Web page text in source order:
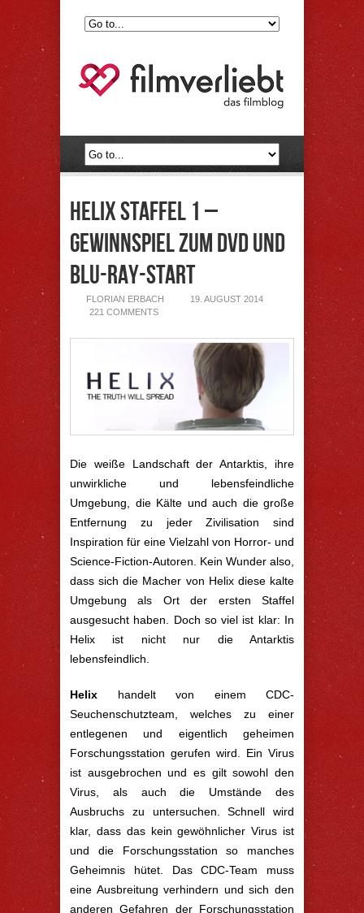
Helix Staffel 1 –
Gewinnspiel zum DVD und
Blu-ray-Start
FLORIAN ERBACH
19. AUGUST 2014
221 COMMENTS
Die weiße Landschaft der Antarktis, ihre
unwirkliche und lebensfeindliche
Umgebung, die Kälte und auch die große
Entfernung zu jeder Zivilisation sind
Inspiration für eine Vielzahl von Horror- und
Science-Fiction-Autoren. Kein Wunder also,
dass sich die Macher von Helix diese kalte
Umgebung als Ort der ersten Staffel
ausgesucht haben. Doch so viel ist klar: In
Helix ist nicht nur die Antarktis
lebensfeindlich.
Helix handelt von einem CDC-
Seuchenschutzteam, welches zu einer
entlegenen und eigentlich geheimen
Forschungsstation gerufen wird. Ein Virus
ist ausgebrochen und es gilt sowohl den
Virus, als auch die Umstände des
Ausbruchs zu untersuchen. Schnell wird
klar, dass das kein gewöhnlicher Virus ist
und die Forschungsstation so manches
Geheimnis hütet. Das CDC-Team muss
eine Ausbreitung verhindern und sich den
anderen Gefahren der Forschungsstation